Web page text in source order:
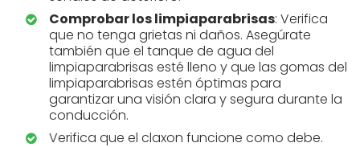
Comprobar los limpiaparabrisas: Verifica
que no tenga grietas ni daños. Asegúrate
también que el tanque de agua del
limpiaparabrisas esté lleno y que las gomas del
limpiaparabrisas estén óptimas para
garantizar una visión clara y segura durante la
conducción.
Verifica que el claxon funcione como debe.